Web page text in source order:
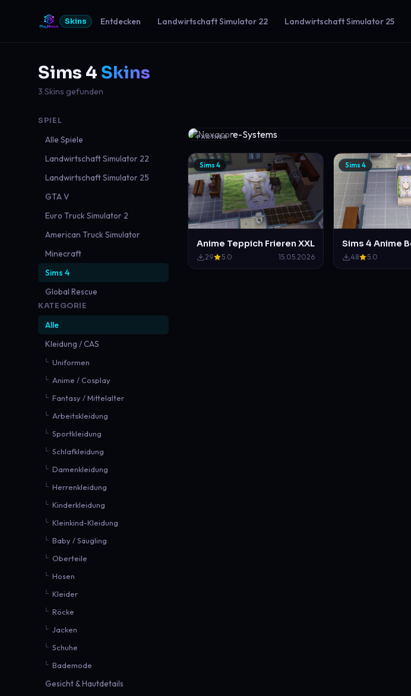
Skins Entdecken Landwirtschaft Simulator 22 Landwirtschaft Simulator 25
Sims 4 Skins
3 Skins gefunden
SPIEL
Alle Spiele
Landwirtschaft Simulator 22
Landwirtschaft Simulator 25
GTA V
Euro Truck Simulator 2
American Truck Simulator
Minecraft
Sims 4
Global Rescue
KATEGORIE
Alle
Kleidung / CAS
Uniformen
Anime / Cosplay
Fantasy / Mittelalter
Arbeitskleidung
Sportkleidung
Schlafkleidung
Damenkleidung
Herrenkleidung
Kinderkleidung
Kleinkind-Kleidung
Baby / Säugling
Oberteile
Hosen
Kleider
Röcke
Jacken
Schuhe
Bademode
Gesicht & Hautdetails
PARTNER
Sims 4
Anime Teppich Frieren XXL
29 5.0 15.05.2026
Sims 4
48 5.0